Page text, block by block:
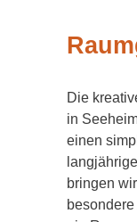
Die
in
einen
bringen